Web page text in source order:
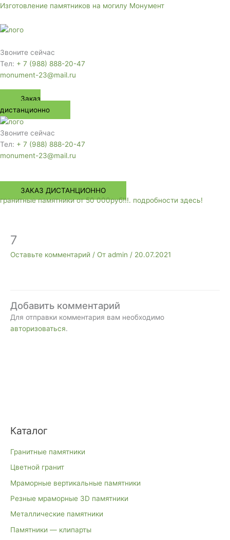
Перейти
содержимому
Изготовление памятников на могилу Монумент
Звоните сейчас
Тел: + 7 (988) 888-20-47
monument-23@mail.ru
Заказ
дистанционно
Звоните сейчас
Тел: + 7 (988) 888-20-47
monument-23@mail.ru
Меню
ЗАКАЗ ДИСТАНЦИОННО
гранитные памятники от 50 000руб!!!. подробности здесь!
Каталог
Гранитные памятники
Цветной гранит
Мраморные вертикальные памятники
Резные мраморные 3D памятники
Металлические памятники
Памятники — клипарты
7
Оставьте комментарий / От admin / 20.07.2021
Добавить комментарий
Для отправки комментария вам необходимо
авторизоваться.